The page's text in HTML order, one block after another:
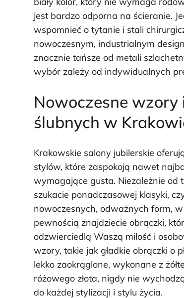
jest bardzo odporna na ścieranie.
wspomnieć o tytanie i stali
nowoczesnym, industrialnym
znacznie tańsze od metali
wybór zależy od indywidualnych
Nowoczesne wzory
ślubnych w
Krakowskie salony jubilerskie
stylów, które zaspokoją nawet
wymagające gusta. Niezależnie od
szukacie ponadczasowej klasyki,
nowoczesnych, odważnych form,
pewnością znajdziecie obrączki,
odzwierciedlą Waszą miłość i
wzory, takie jak gładkie obrączki o
lekko zaokrąglone, wykonane z
różowego złota, nigdy nie
do każdej stylizacji i stylu życia.